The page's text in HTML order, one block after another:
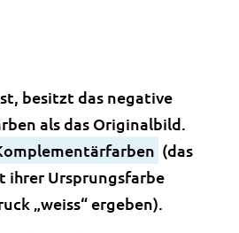
besitzt das negative
als das Originalbild.
(das
ihrer Ursprungsfarbe
„weiss“ ergeben).